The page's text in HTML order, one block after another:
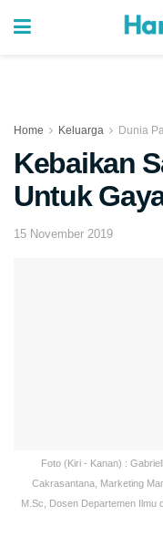
Home Keluarga Dunia
Kebaikan
Untuk
15 November 2019
Foto (Kiri - Kanan) :
Cakrasantana, Marketing
M.Sc, Dosen Departemen Ilmu